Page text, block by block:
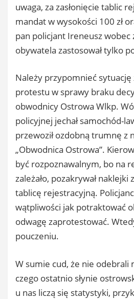
uwaga, za zasłonięcie tablic
mandat w wysokości 100 zł
pan policjant Ireneusz wobec
obywatela zastosował tylko
Należy przypomnieć
protestu w sprawy braku
obwodnicy Ostrowa Wlkp.
policyjnej jechał samochód-
przewoził ozdobną trumnę z
„Obwodnica Ostrowa”.
być rozpoznawalnym, bo na
zależało, pozakrywał
tablicę rejestracyjną.
wątpliwości jak potraktować
odwagę zaprotestować.
pouczeniu.
W sumie cud, że nie odebrali
czego ostatnio słynie
u nas liczą się statystyki,